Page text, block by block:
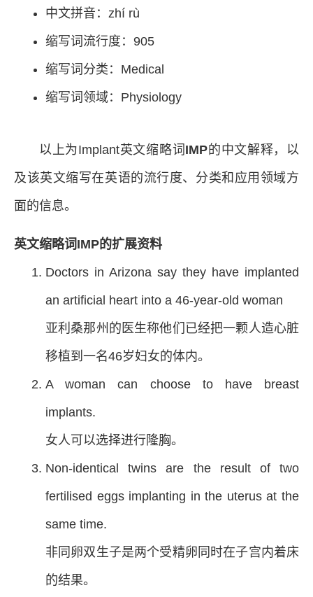
中文拼音：zhí rù
缩写词流行度：905
缩写词分类：Medical
缩写词领域：Physiology
以上为Implant英文缩略词 IMP的中文解释，以
及该英文缩写在英语的流行度、分类和应用领域方
面的信息。
英文缩略词IMP的扩展资料
Doctors in Arizona say they have implanted
an artificial heart into a 46-year-old woman
亚利桑那州的医生称他们已经把一颗人造心脏
移植到一名46岁妇女的体内。
A woman can choose to have breast
implants.
女人可以选择进行隆胸。
Non-identical twins are the result of two
fertilised eggs implanting in the uterus at the
same time.
非同卵双生子是两个受精卵同时在子宫内着床
的结果。